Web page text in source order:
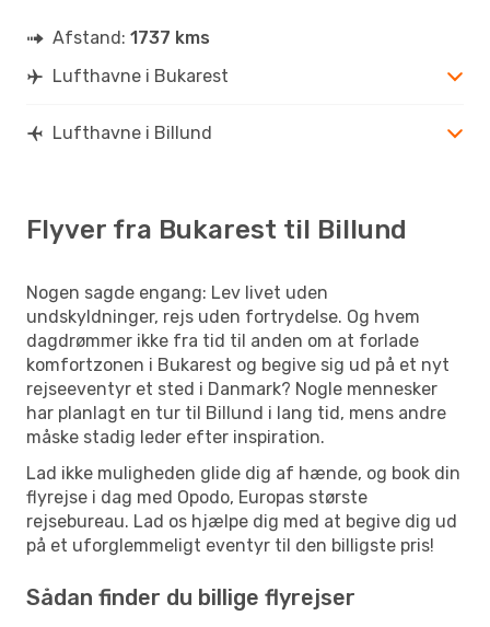
Afstand: 1737 kms
Lufthavne i Bukarest
Lufthavne i Billund
Flyver fra Bukarest til Billund
Nogen sagde engang: Lev livet uden
undskyldninger, rejs uden fortrydelse. Og hvem
dagdrømmer ikke fra tid til anden om at forlade
komfortzonen i Bukarest og begive sig ud på et nyt
rejseeventyr et sted i Danmark? Nogle mennesker
har planlagt en tur til Billund i lang tid, mens andre
måske stadig leder efter inspiration.
Lad ikke muligheden glide dig af hænde, og book din
flyrejse i dag med Opodo, Europas største
rejsebureau. Lad os hjælpe dig med at begive dig ud
på et uforglemmeligt eventyr til den billigste pris!
Sådan finder du billige flyrejser